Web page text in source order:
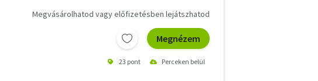
Megvásárolhatod vagy előfizetésben lejátszhatod
Megnézem
23 pont Perceken belül